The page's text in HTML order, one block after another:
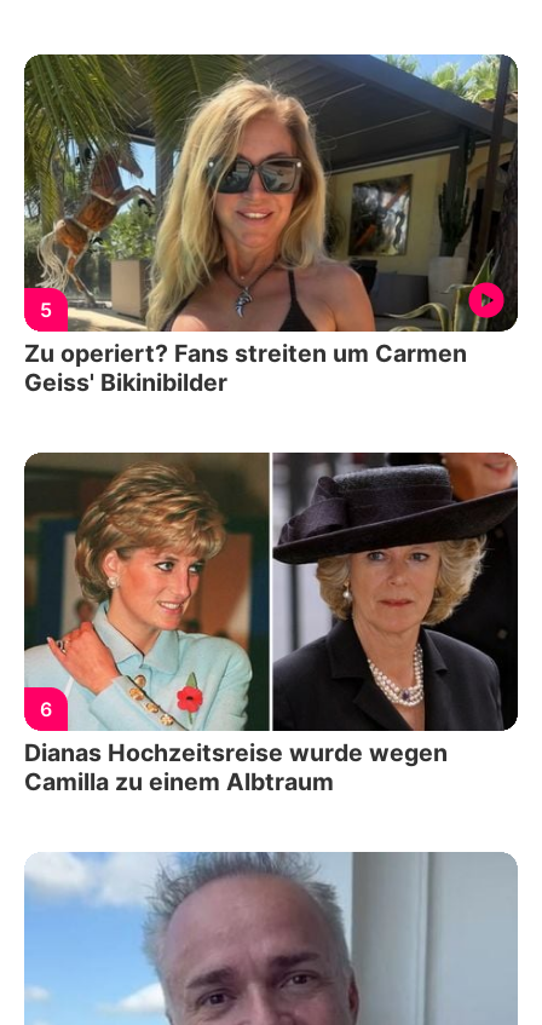
5
Zu operiert? Fans streiten um Carmen
Geiss' Bikinibilder
6
Dianas Hochzeitsreise wurde wegen
Camilla zu einem Albtraum